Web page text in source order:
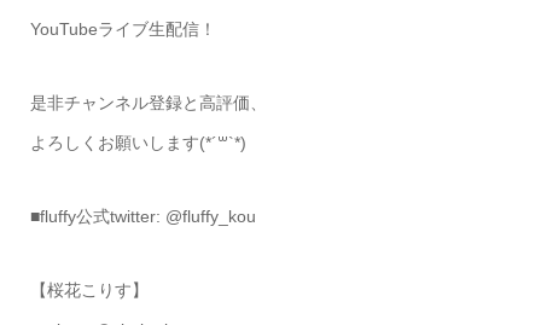
YouTubeライブ生配信！
是非チャンネル登録と高評価、
よろしくお願いします(*´꒳`*)
■fluffy公式twitter: @fluffy_kou
【桜花こりす】